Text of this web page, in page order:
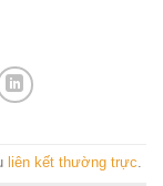
liên kết thường trực.